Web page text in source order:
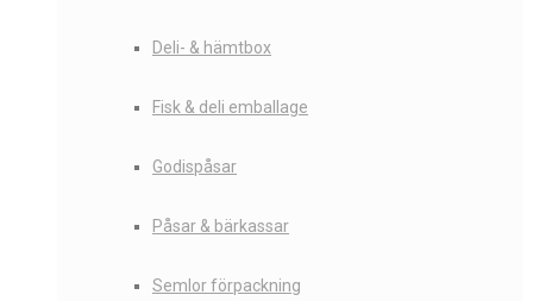
Deli- & hämtbox
Fisk & deli emballage
Godispåsar
Påsar & bärkassar
Semlor förpackning